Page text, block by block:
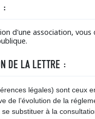
:
d'une association,
DE LA LETTRE :
légales) sont ceux
de l’évolution de la
substituer à la